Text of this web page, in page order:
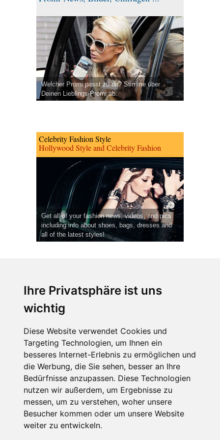
Ihre Privatsphäre ist uns
wichtig
Diese Website verwendet Cookies und
Targeting Technologien, um Ihnen ein
besseres Internet-Erlebnis zu ermöglichen und
die Werbung, die Sie sehen, besser an Ihre
Bedürfnisse anzupassen. Diese Technologien
nutzen wir außerdem, um Ergebnisse zu
messen, um zu verstehen, woher unsere
Besucher kommen oder um unsere Website
weiter zu entwickeln.
Welcher Promi passt zu dir? Stimme über
Deinen Lieblings-Promi ab.
Celebrity Fashion Style
Hollywood Style and Celebrity Fashion
Get all of your fashion news, videos, and pics
including info about shoes, bags, dresses and
all of the latest styles!
CPost.org© 2013-2023 The Celebrity Post.
Terms of Use Privacy | Cookies Policy( Einstellungen ändern
About Us
Advertising
Contact Us